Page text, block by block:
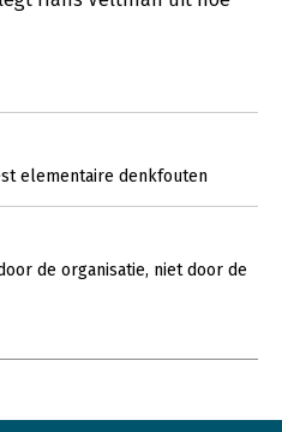
elementaire denkfouten
de organisatie, niet door de